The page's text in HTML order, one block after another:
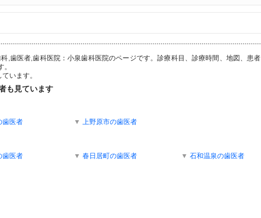
,歯医者,歯科医院：小泉歯科医院のページです。診療科目、診療時間、地図、患
います。
も見ています
歯医者 ▼ 上野原市の歯医者
歯医者 ▼ 春日居町の歯医者 ▼ 石和温泉の歯医者